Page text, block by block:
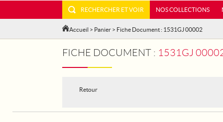
RECHERCHER ET VOIR NOS COLLECTIONS
Accueil > Panier > Fiche Document : 1531GJ 00002
FICHE DOCUMENT : 1531GJ 00002 - PARIS
Retour